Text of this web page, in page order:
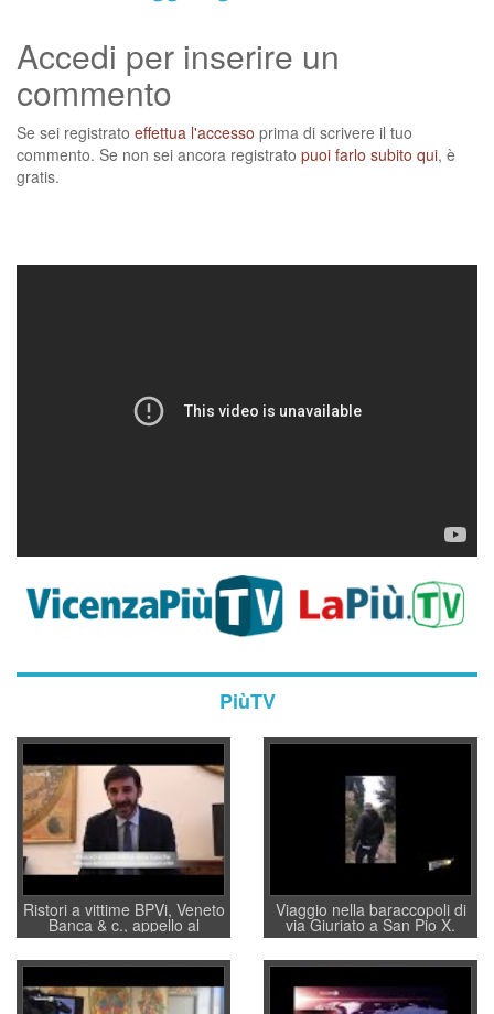
Accedi per inserire un
commento
Se sei registrato effettua l'accesso prima di scrivere il tuo
commento. Se non sei ancora registrato puoi farlo subito qui, è
gratis.
PiùTV
Ristori a vittime BPVi, Veneto
Banca & c., appello al
sottosegretario Alessio
Villarosa: per mettere ordine
convochi con Di Maio CNCU
a supporto della cabina di
regia al Mef
Viaggio nella baraccopoli di
via Giuriato a San Pio X.
Vicenza ai Vicentini: “faremo
un regalo di Natale ai
residenti”